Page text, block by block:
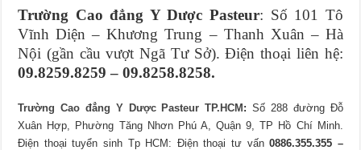
Trường Cao đẳng Y Dược Pasteur: Số 101 Tô
Vĩnh Diện – Khương Trung – Thanh Xuân – Hà
Nội (gần cầu vượt Ngã Tư Sở). Điện thoại liên hệ:
09.8259.8259 – 09.8258.8258.
Trường Cao đẳng Y Dược Pasteur TP.HCM : Số 288 đường Đỗ
Xuân Hợp, Phường Tăng Nhơn Phú A, Quận 9, TP Hồ Chí Minh.
Điện thoại tuyển sinh Tp HCM: Điện thoại tư vấn0886.355.355 –